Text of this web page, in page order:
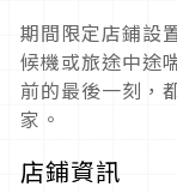
期間限定店鋪設
候機或旅途中途
前的最後一刻，
家。
店鋪資訊